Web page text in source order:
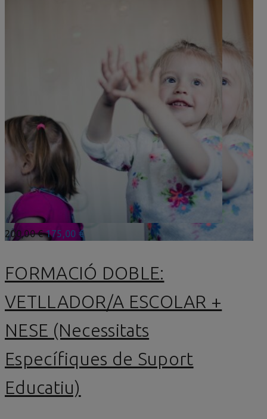
200,00 € 175,00 €
FORMACIÓ DOBLE:
VETLLADOR/A ESCOLAR +
NESE (Necessitats
Específiques de Suport
Educatiu)